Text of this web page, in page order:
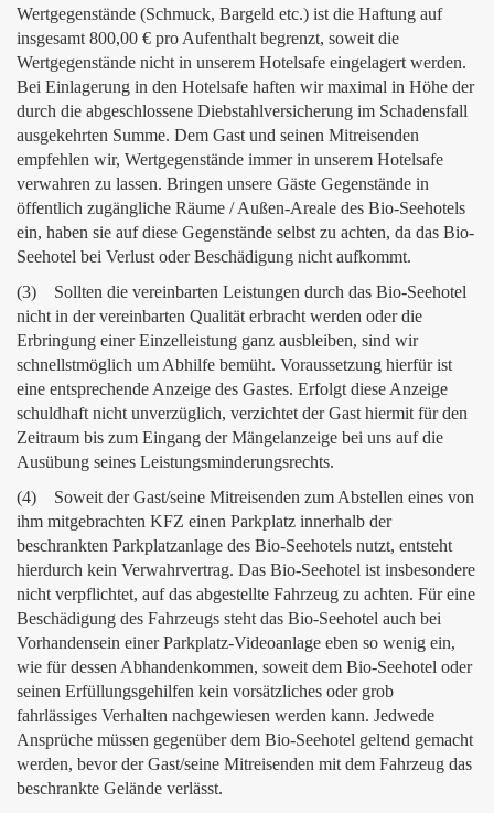
Wertgegenstände (Schmuck, Bargeld etc.) ist die Haftung auf
insgesamt 800,00 € pro Aufenthalt begrenzt, soweit die
Wertgegenstände nicht in unserem Hotelsafe eingelagert werden.
Bei Einlagerung in den Hotelsafe haften wir maximal in Höhe der
durch die abgeschlossene Diebstahlversicherung im Schadensfall
ausgekehrten Summe. Dem Gast und seinen Mitreisenden
empfehlen wir, Wertgegenstände immer in unserem Hotelsafe
verwahren zu lassen. Bringen unsere Gäste Gegenstände in
öffentlich zugängliche Räume / Außen-Areale des Bio-Seehotels
ein, haben sie auf diese Gegenstände selbst zu achten, da das Bio-
Seehotel bei Verlust oder Beschädigung nicht aufkommt.
(3) Sollten die vereinbarten Leistungen durch das Bio-Seehotel
nicht in der vereinbarten Qualität erbracht werden oder die
Erbringung einer Einzelleistung ganz ausbleiben, sind wir
schnellstmöglich um Abhilfe bemüht. Voraussetzung hierfür ist
eine entsprechende Anzeige des Gastes. Erfolgt diese Anzeige
schuldhaft nicht unverzüglich, verzichtet der Gast hiermit für den
Zeitraum bis zum Eingang der Mängelanzeige bei uns auf die
Ausübung seines Leistungsminderungsrechts.
(4) Soweit der Gast/seine Mitreisenden zum Abstellen eines von
ihm mitgebrachten KFZ einen Parkplatz innerhalb der
beschrankten Parkplatzanlage des Bio-Seehotels nutzt, entsteht
hierdurch kein Verwahrvertrag. Das Bio-Seehotel ist insbesondere
nicht verpflichtet, auf das abgestellte Fahrzeug zu achten. Für eine
Beschädigung des Fahrzeugs steht das Bio-Seehotel auch bei
Vorhandensein einer Parkplatz-Videoanlage eben so wenig ein,
wie für dessen Abhandenkommen, soweit dem Bio-Seehotel oder
seinen Erfüllungsgehilfen kein vorsätzliches oder grob
fahrlässiges Verhalten nachgewiesen werden kann. Jedwede
Ansprüche müssen gegenüber dem Bio-Seehotel geltend gemacht
werden, bevor der Gast/seine Mitreisenden mit dem Fahrzeug das
beschrankte Gelände verlässt.